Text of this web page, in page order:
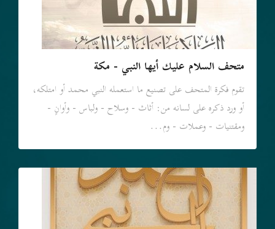
متحف السلام عليك أيها النبي - مكة
تقوم فكرة المتحف على تصنيع ما استعمله النبي محمد أو امتلكه،
أو ورد ذكره على لسانه من: أثاث - وسلاح - ولباس - وأوانٍ -
ومقتنيات - وعملات - وم...